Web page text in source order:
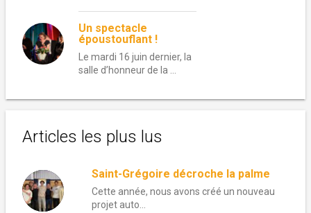
Un spectacle
époustouflant !
Le mardi 16 juin dernier, la
salle d’honneur de la …
Articles les plus lus
Saint-Grégoire décroche la palme
Cette année, nous avons créé un nouveau
projet auto...